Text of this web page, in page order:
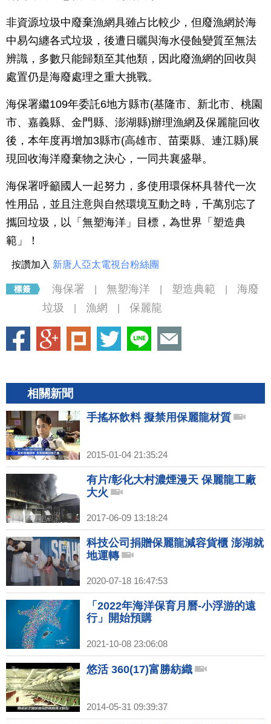
非資源垃圾中廢棄漁網具雖占比較少，但廢漁網於海
中易勾纏各式垃圾，後遭日曬與海水侵蝕變質至無法
辨識，多數只能歸類至其他類，因此廢漁網的回收與
處置仍是海廢處理之重大挑戰。
海保署繼109年委託6地方縣市(基隆市、新北市、桃園
市、嘉義縣、金門縣、澎湖縣)辦理漁網及保麗龍回收
後，本年度再增加3縣市(高雄市、苗栗縣、連江縣)展
現回收海洋廢棄物之決心，一同共襄盛舉。
海保署呼籲國人一起努力，多使用環保杯具替代一次
性用品，並且注意與自然環境互動之時，千萬別忘了
攜回垃圾，以「無塑海洋」目標，為世界「塑造典
範」！
按讚加入 新唐人亞太電視台粉絲團
海保署 無塑海洋 塑造典範
海廢
垃圾
漁網 保麗龍
相關新聞
手搖杯飲料 擬禁用保麗龍材質
2015-01-04 21:35:24
有片/彰化大村濃煙漫天 保麗龍工廠
大火
2017-06-09 13:18:24
科技公司捐贈保麗龍減容貨櫃 澎湖就
地運轉
2020-07-18 16:47:53
「2022年海洋保育月曆-小浮游的遠
行」開始預購
2021-10-08 23:06:08
悠活 360(17)富勝紡織
2014-05-31 09:39:37